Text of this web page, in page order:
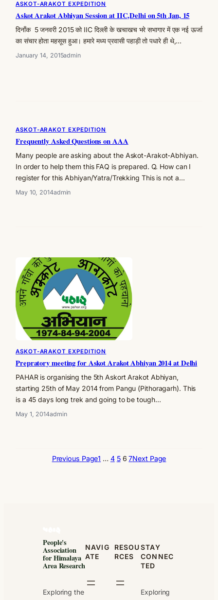
ASKOT-ARAKOT EXPEDITION
Askot Arakot Abhiyan Session at IIC,Delhi on 5th Jan, 15
दिनाँक 5 जनवरी 2015 को IIC दिल्ली के खचाखच भरे सभागार में एक नई ऊर्जा
का संचार होता महसूस हुआ। हमारे मध्य प्रवासी पहाड़ी तो पधारे ही थे,…
January 14, 2015admin
ASKOT-ARAKOT EXPEDITION
Frequently Asked Questions on AAA
Many people are asking about the Askot-Arakot-Abhiyan.
In order to help them this FAQ is prepared. Q. How can I
register for this Abhiyan/Yatra/Trekking This is not a…
May 10, 2014admin
ASKOT-ARAKOT EXPEDITION
Prepratory meeting for Askot Arakot Abhiyan 2014 at Delhi
PAHAR is organising the 5th Askort Arakot Abhiyan,
starting 25th of May 2014 from Pangu (Pithoragarh). This
is a 45 days long trek and going to be tough…
May 1, 2014admin
Previous Page1 … 4 5 6 7Next Page
People's
Association
for Himalaya
Area Research
Exploring the
NAVIG
ATE
RESOU
RCES
STAY
CONNEC
TED
Exploring